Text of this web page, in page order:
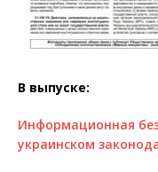
В выпуске:
Информационная
украинском